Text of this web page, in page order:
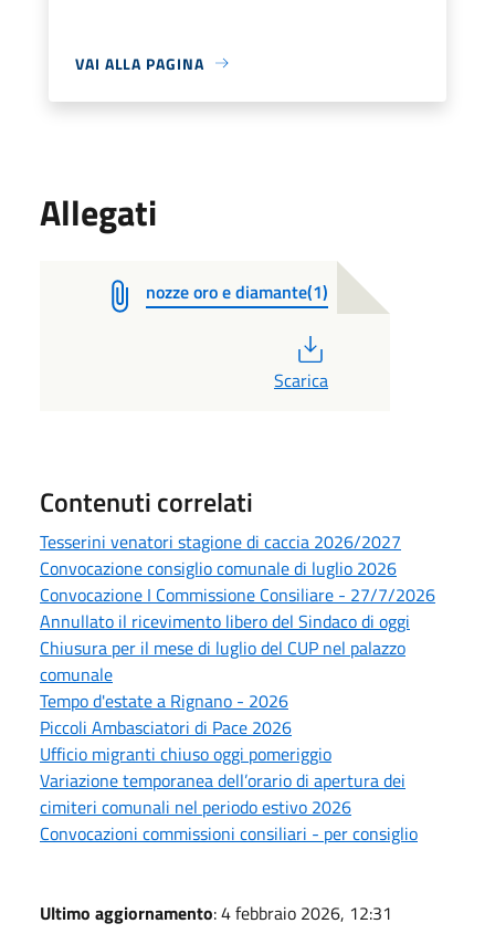
VAI ALLA PAGINA
Allegati
nozze oro e diamante(1)
Scarica
Contenuti correlati
Tesserini venatori stagione di caccia 2026/2027
Convocazione consiglio comunale di luglio 2026
Convocazione I Commissione Consiliare - 27/7/2026
Annullato il ricevimento libero del Sindaco di oggi
Chiusura per il mese di luglio del CUP nel palazzo
comunale
Tempo d'estate a Rignano - 2026
Piccoli Ambasciatori di Pace 2026
Ufficio migranti chiuso oggi pomeriggio
Variazione temporanea dell’orario di apertura dei
cimiteri comunali nel periodo estivo 2026
Convocazioni commissioni consiliari - per consiglio
Ultimo aggiornamento: 4 febbraio 2026, 12:31